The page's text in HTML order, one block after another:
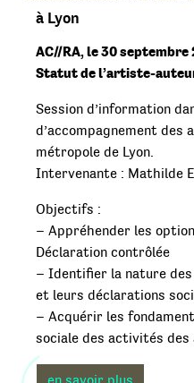
à Lyon
AC//RA, le 30 septembre
Statut de l’artiste-
Session d’information
d’accompagnement
métropole de Lyon.
Intervenante : Mathilde
Objectifs :
– Appréhender les
Déclaration contrôlée
– Identifier la nature
et leurs déclarations
– Acquérir les
sociale des activités